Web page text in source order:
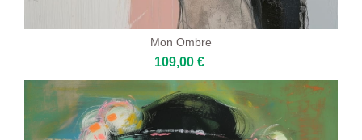
Mon Ombre
109,00 €